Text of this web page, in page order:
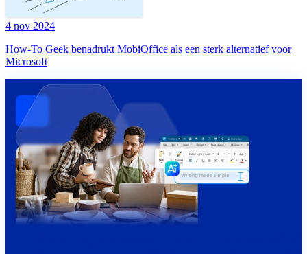
4 nov 2024
How-To Geek benadrukt MobiOffice als een sterk alternatief voor
Microsoft